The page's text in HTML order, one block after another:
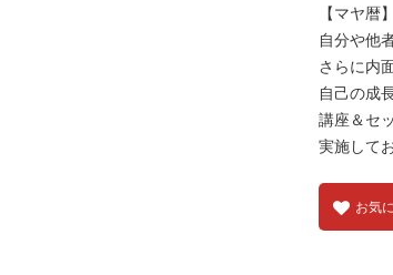
【マヤ暦】
自分や他
さらに内
自己の成
講座＆セ
実施して
お気